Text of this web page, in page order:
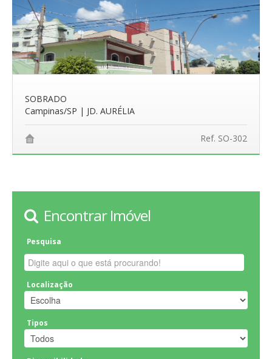
SOBRADO
Campinas/SP | JD. AURÉLIA
Ref. SO-302
Encontrar Imóvel
Pesquisa
Localização
Tipos